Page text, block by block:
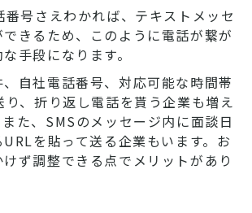
番号さえわかれば、テキストメッセ
きるため、このように電話が繋が
手段になります。
自社電話番号、対応可能な時間帯
り、折り返し電話を貰う企業も増え
た、SMSのメッセージ内に面談日
を貼って送る企業もいます。お
ず調整できる点でメリットがあり